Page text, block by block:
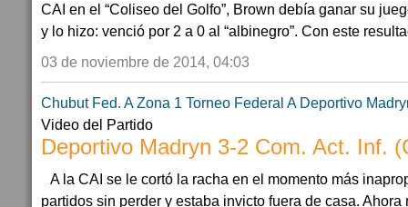
CAI en el “Coliseo del Golfo”, Brown debía ganar su
y lo hizo: venció por 2 a 0 al “albinegro”. Con este
03 de noviembre de 2014, 04:03
Chubut Fed. A Zona 1 Torneo Federal A Deportivo
Video del Partido
Deportivo Madryn 3-2 Com. Act. Inf.
A la CAI se le cortó la racha en el momento más
partidos sin perder y estaba invicto fuera de casa.